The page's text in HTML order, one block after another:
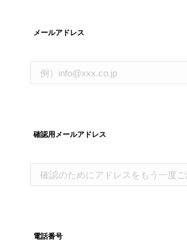
メールアドレス
確認用メールアドレス
電話番号